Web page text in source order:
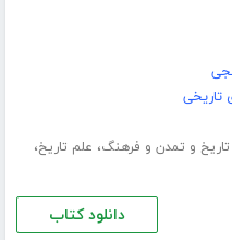
تاریخی
تاریخ و تمدن و فرهنگ، علم تاریخ،
دانلود کتاب